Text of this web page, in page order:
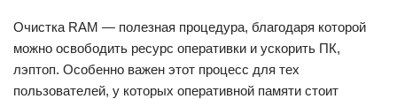
Очистка RAM — полезная процедура, благодаря которой
можно освободить ресурс оперативки и ускорить ПК,
лэптоп. Особенно важен этот процесс для тех
пользователей, у которых оперативной памяти стоит